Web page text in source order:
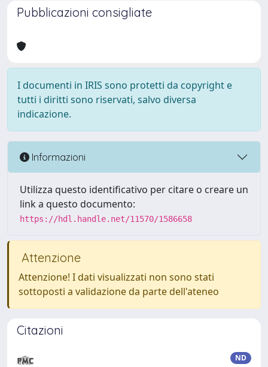
Pubblicazioni consigliate
I documenti in IRIS sono protetti da copyright e
tutti i diritti sono riservati, salvo diversa
indicazione.
Informazioni
Utilizza questo identificativo per citare o creare un
link a questo documento:
https://hdl.handle.net/11570/1586658
Attenzione
Attenzione! I dati visualizzati non sono stati
sottoposti a validazione da parte dell'ateneo
Citazioni
ND